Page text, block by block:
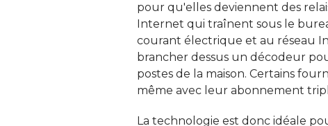
pour qu'elles deviennent des
Internet qui traînent sous le
courant électrique et au réseau
brancher dessus un décodeur
postes de la maison. Certains
même avec leur abonnement
La technologie est donc idéale